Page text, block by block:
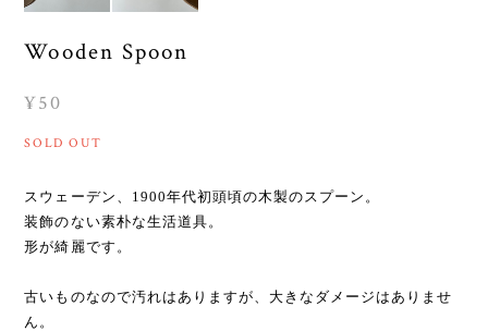
Wooden Spoon
¥50
SOLD OUT
スウェーデン、1900年代初頭頃の木製のスプーン。
装飾のない素朴な生活道具。
形が綺麗です。
古いものなので汚れはありますが、大きなダメージはありませ
ん。